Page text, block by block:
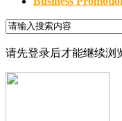
请先登录后才能继续浏